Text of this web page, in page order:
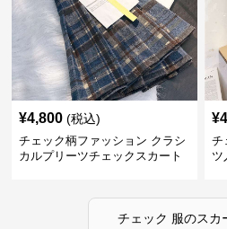
¥4,800 (税込)
チェック柄ファッション クラシ
カルプリーツチェックスカート
¥
チ
ツ
チェック 服のスカ